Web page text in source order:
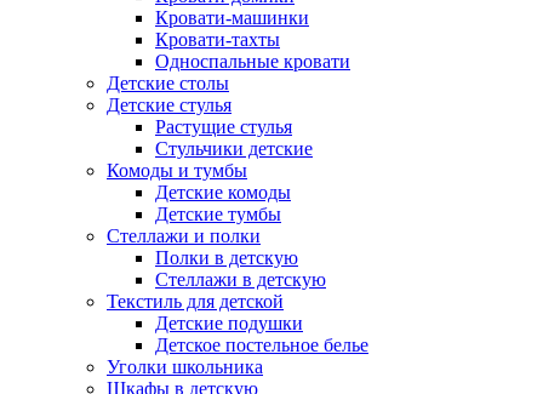
Кровати-машинки
Кровати-тахты
Односпальные кровати
Детские столы
Детские стулья
Растущие стулья
Стульчики детские
Комоды и тумбы
Детские комоды
Детские тумбы
Стеллажи и полки
Полки в детскую
Стеллажи в детскую
Текстиль для детской
Детские подушки
Детское постельное белье
Уголки школьника
Шкафы в детскую